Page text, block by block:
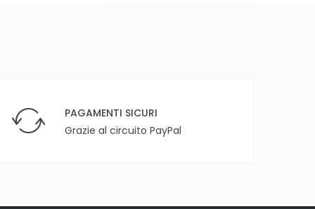
PAGAMENTI SICURI
Grazie al circuito PayPal